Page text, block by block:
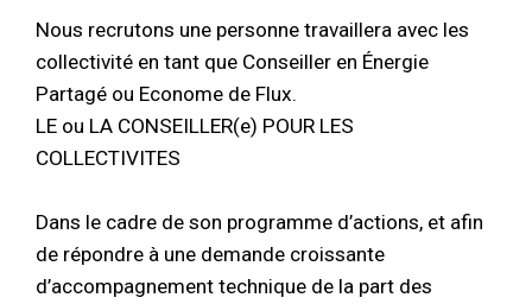
Nous recrutons une personne travaillera avec les
collectivité en tant que Conseiller en Énergie
Partagé ou Econome de Flux.
LE ou LA CONSEILLER(e) POUR LES
COLLECTIVITES
Dans le cadre de son programme d’actions, et afin
de répondre à une demande croissante
d’accompagnement technique de la part des